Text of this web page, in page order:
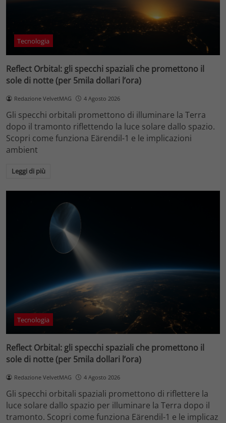
Tecnologia
Reflect Orbital: gli specchi spaziali che promettono il
sole di notte (per 5mila dollari l’ora)
Redazione VelvetMAG 4 Agosto 2026
Gli specchi orbitali promettono di illuminare la Terra
dopo il tramonto riflettendo la luce solare dallo spazio.
Scopri come funziona Eärendil-1 e le implicazioni
ambient
Leggi di più
Tecnologia
Reflect Orbital: gli specchi spaziali che promettono il
sole di notte (per 5mila dollari l’ora)
Redazione VelvetMAG 4 Agosto 2026
Gli specchi orbitali spaziali promettono di riflettere la
luce solare dallo spazio per illuminare la Terra dopo il
tramonto. Scopri come funziona Eärendil-1 e le implicaz